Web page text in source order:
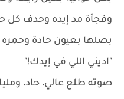
وفجأة مد إيده وحدف كل
بصلها بعيون حادة وحمره
"اديني اللي في إيدك!"
صوته طلع عالي، حاد،